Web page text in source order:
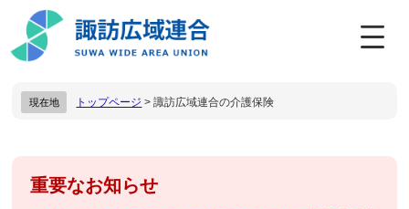
ジ
ュ
現在地 トップページ >諏訪広域連合の介護保険
重要なお知らせ